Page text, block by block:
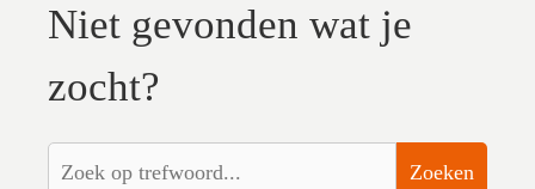
Niet gevonden wat je
zocht?
Zoeken